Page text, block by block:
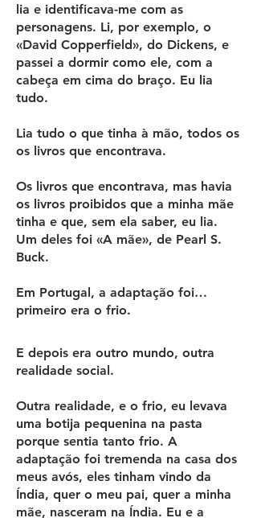
lia e identificava-me com as
personagens. Li, por exemplo, o
«David Copperfield», do Dickens, e
passei a dormir como ele, com a
cabeça em cima do braço. Eu lia
tudo.
Lia tudo o que tinha à mão, todos os
os livros que encontrava.
Os livros que encontrava, mas havia
os livros proibidos que a minha mãe
tinha e que, sem ela saber, eu lia.
Um deles foi «A mãe», de Pearl S.
Buck.
Em Portugal, a adaptação foi…
primeiro era o frio.
E depois era outro mundo, outra
realidade social.
Outra realidade, e o frio, eu levava
uma botija pequenina na pasta
porque sentia tanto frio. A
adaptação foi tremenda na casa dos
meus avós, eles tinham vindo da
Índia, quer o meu pai, quer a minha
mãe, nasceram na Índia. Eu e a